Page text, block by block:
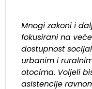
Mnogi zakoni i
fokusirani na
dostupnost
urbanim i
otocima. Voljeli
asistencije